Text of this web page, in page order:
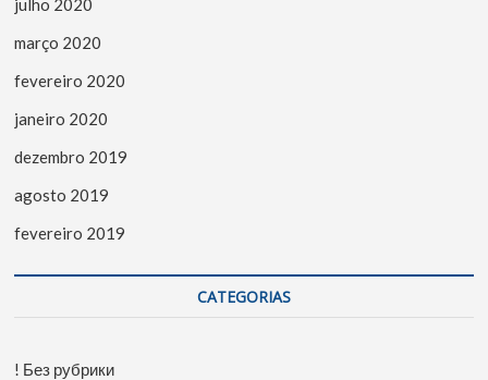
julho 2020
março 2020
fevereiro 2020
janeiro 2020
dezembro 2019
agosto 2019
fevereiro 2019
CATEGORIAS
! Без рубрики